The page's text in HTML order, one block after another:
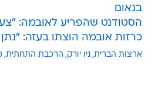
בנאום
הסטודנט שהפריע לאובמה:
כרזות אובמה הוצתו בעזה: "נתן
ארצות הברית ניו יורק הרכבת התחתית